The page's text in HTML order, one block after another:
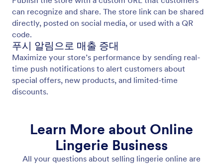
can recognize and share. The store link can be shared
directly, posted on social media, or used with a QR
code.
푸시 알림으로 매출 증대
Maximize your store’s performance by sending real-
time push notifications to alert customers about
special offers, new products, and limited-time
discounts.
Learn More about Online
Lingerie Business
All your questions about selling lingerie online are